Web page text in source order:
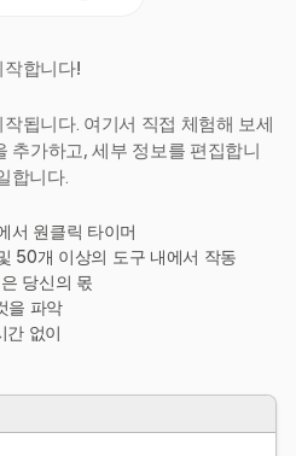
합니다!
됩니다. 여기서 직접 체험해 보세
추가하고, 세부 정보를 편집합니
합니다.
서 원클릭 타이머
50개 이상의 도구 내에서 작동
당신의 몫
을 파악
간 없이